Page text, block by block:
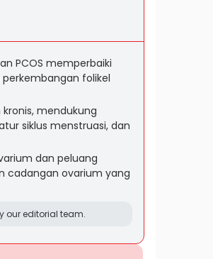
PCOS memperbaiki
folikel
mendukung
siklus menstruasi, dan
dan peluang
cadangan ovarium yang
our editorial team.